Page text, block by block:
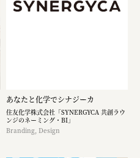
あなたと化学でシナジーカ
住友化学株式会社「SYNERGYCA 共創ラウ
ンジのネーミング・BI」
Branding, Design